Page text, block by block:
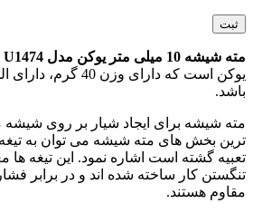
مته شیشه 10 میلی متر یوکن مدل U1474
یوکن است که دارای
باشد.
مته شیشه برای ایجاد شیار بر روی
ترین بخش های مته شیشه می توان به
تعبیه گشته است اشاره نمود. این تیغه ها
تنگستن کار ساخته شده اند و در برابر
مقاوم هستند.